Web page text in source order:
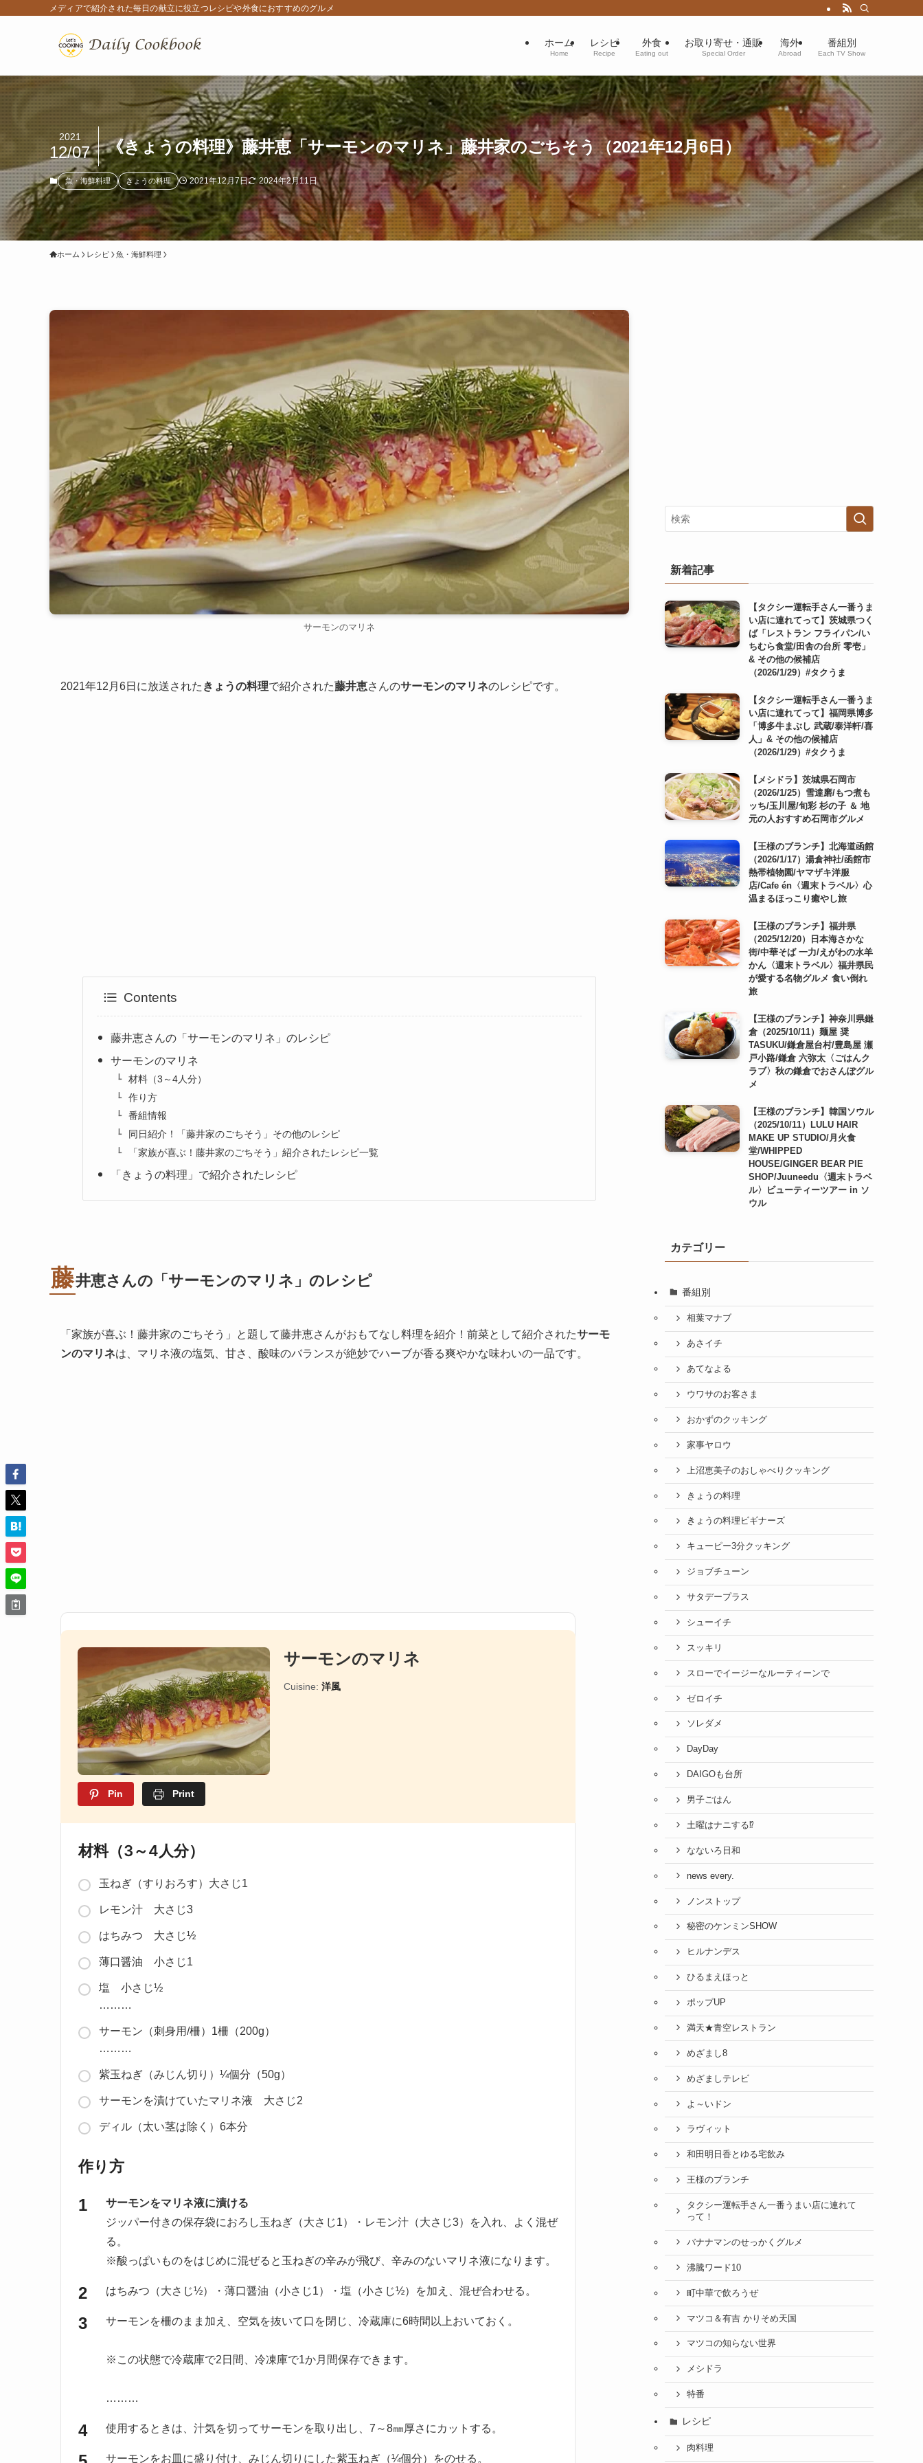
メディアで紹介された毎日の献立に役立つレシピや外食におすすめのグルメ
ホーム
Home
レシピ
Recipe
外食
Eating out
お取り寄せ・通販
Special Order
海外
Abroad
番組別
Each TV Show
《きょうの料理》藤井恵「サーモンのマリネ」藤井家のごちそう（2021年12月6日）
2021
12/07
魚・海鮮料理 きょうの料理 2021年12月7日 2024年2月11日
ホーム レシピ 魚・海鮮料理
サーモンのマリネ
2021年12月6日に放送された きょうの料理で紹介された藤井恵さんのサーモンのマリネのレシピです。
Contents
藤井恵さんの「サーモンのマリネ」のレシピ
サーモンのマリネ
材料（3～4人分）
作り方
番組情報
同日紹介！「藤井家のごちそう」その他のレシピ
「家族が喜ぶ！藤井家のごちそう」紹介されたレシピ一覧
「きょうの料理」で紹介されたレシピ
藤井恵さんの「サーモンのマリネ」のレシピ
「家族が喜ぶ！藤井家のごちそう」と題して藤井恵さんがおもてなし料理を紹介！前菜として紹介されたサーモ
ンのマリネは、マリネ液の塩気、甘さ、酸味のバランスが絶妙でハーブが香る爽やかな味わいの一品です。
Pin Print
サーモンのマリネ
Cuisine: 洋風
材料（3～4人分）
玉ねぎ（すりおろす）大さじ1
レモン汁 大さじ3
はちみつ 大さじ½
薄口醤油 小さじ1
塩 小さじ½
………
サーモン（刺身用/柵）1柵（200g）
………
紫玉ねぎ（みじん切り）¼個分（50g）
サーモンを漬けていたマリネ液 大さじ2
ディル（太い茎は除く）6本分
作り方
サーモンをマリネ液に漬ける
ジッパー付きの保存袋におろし玉ねぎ（大さじ1）・レモン汁（大さじ3）を入れ、よく混ぜ
る。
※酸っぱいものをはじめに混ぜると玉ねぎの辛みが飛び、辛みのないマリネ液になります。
はちみつ（大さじ½）・薄口醤油（小さじ1）・塩（小さじ½）を加え、混ぜ合わせる。
サーモンを柵のまま加え、空気を抜いて口を閉じ、冷蔵庫に6時間以上おいておく。
※この状態で冷蔵庫で2日間、冷凍庫で1か月間保存できます。
………
使用するときは、汁気を切ってサーモンを取り出し、7～8㎜厚さにカットする。
サーモンをお皿に盛り付け、みじん切りにした紫玉ねぎ（¼個分）をのせる。
新着記事
【タクシー運転手さん一番うま
い店に連れてって】茨城県つく
ば「レストラン フライパン/い
ちむら食堂/田舎の台所 零壱」
& その他の候補店
（2026/1/29）#タクうま
【タクシー運転手さん一番うま
い店に連れてって】福岡県博多
「博多牛まぶし 武蔵/泰洋軒/喜
人」& その他の候補店
（2026/1/29）#タクうま
【メシドラ】茨城県石岡市
（2026/1/25）雪達磨/もつ煮も
ッち/玉川屋/旬彩 杉の子 ＆ 地
元の人おすすめ石岡市グルメ
【王様のブランチ】北海道函館
（2026/1/17）湯倉神社/函館市
熱帯植物園/ヤマザキ洋服
店/Cafe én〈週末トラベル〉心
温まるほっこり癒やし旅
【王様のブランチ】福井県
（2025/12/20）日本海さかな
街/中華そば 一力/えがわの水羊
かん〈週末トラベル〉福井県民
が愛する名物グルメ 食い倒れ
旅
【王様のブランチ】神奈川県鎌
倉（2025/10/11）麺屋 奨
TASUKU/鎌倉屋台村/豊島屋 瀬
戸小路/鎌倉 六弥太〈ごはんク
ラブ〉秋の鎌倉でおさんぽグル
メ
【王様のブランチ】韓国ソウル
（2025/10/11）LULU HAIR
MAKE UP STUDIO/月火食
堂/WHIPPED
HOUSE/GINGER BEAR PIE
SHOP/Juuneedu〈週末トラベ
ル〉ビューティーツアー in ソ
ウル
カテゴリー
番組別
相葉マナブ
あさイチ
あてなよる
ウワサのお客さま
おかずのクッキング
家事ヤロウ
上沼恵美子のおしゃべりクッキング
きょうの料理
きょうの料理ビギナーズ
キューピー3分クッキング
ジョブチューン
サタデープラス
シューイチ
スッキリ
スローでイージーなルーティーンで
ゼロイチ
ソレダメ
DayDay
DAIGOも台所
男子ごはん
土曜はナニする⁉
なないろ日和
news every.
ノンストップ
秘密のケンミンSHOW
ヒルナンデス
ひるまえほっと
ポップUP
満天★青空レストラン
めざまし8
めざましテレビ
よ～いドン
ラヴィット
和田明日香とゆる宅飲み
王様のブランチ
タクシー運転手さん一番うまい店に連れて
って！
バナナマンのせっかくグルメ
沸騰ワード10
町中華で飲ろうぜ
マツコ＆有吉 かりそめ天国
マツコの知らない世界
メシドラ
特番
レシピ
肉料理